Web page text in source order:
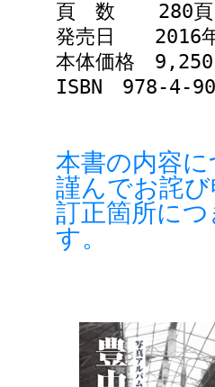
頁 数 280頁（
発売日 2016
本体価格
ISBN 978-4-
本書の内容
謹んでお詫
訂正箇所に
す。